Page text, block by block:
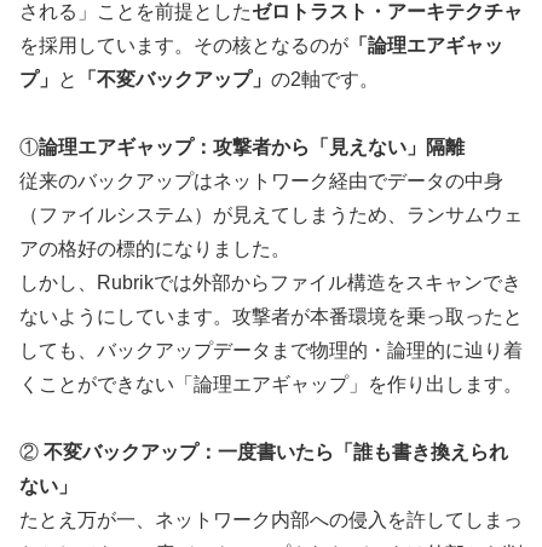
される」ことを前提としたゼロトラスト・アーキテクチャ
を採用しています。その核となるのが 「論理エアギャッ
プ」
と 「不変バックアップ」 の2軸です。
①論理エアギャップ：攻撃者から「見えない」隔離
従来のバックアップはネットワーク経由でデータの中身
（ファイルシステム）が見えてしまうため、ランサムウェ
アの格好の標的になりました。
しかし、Rubrikでは外部からファイル構造をスキャンでき
ないようにしています。攻撃者が本番環境を乗っ取ったと
しても、バックアップデータまで物理的・論理的に辿り着
くことができない「論理エアギャップ」を作り出します。
② 不変バックアップ：一度書いたら「誰も書き換えられ
ない」
たとえ万が一、ネットワーク内部への侵入を許してしまっ